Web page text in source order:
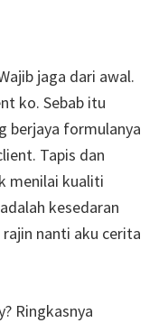
jaga dari awal.
ko. Sebab itu
berjaya formulanya
Tapis dan
menilai kualiti
kesedaran
nanti aku cerita
Ringkasnya